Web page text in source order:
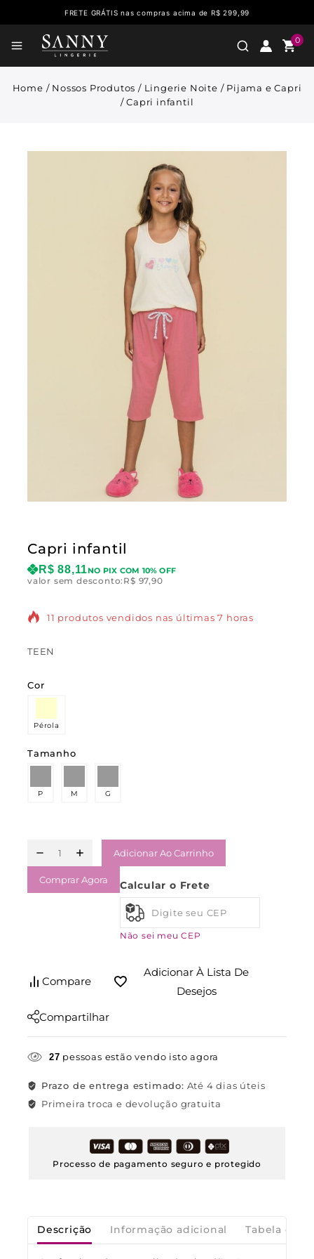
FRETE GRÁTIS nas compras acima de R$ 299,99
0
Home / Nossos Produtos / Lingerie Noite / Pijama e Capri
/ Capri infantil
Capri infantil
R$ 88,11NO PIX COM 10% OFF
valor sem desconto: R$ 97,90
11 produtos vendidos nas últimas 7 horas
TEEN
Cor
Pérola
Tamanho
P M G
Adicionar Ao Carrinho
Comprar Agora Calcular o Frete
Não sei meu CEP
Compare
Adicionar À Lista De
Desejos
Compartilhar
27 pessoas estão vendo isto agora
Prazo de entrega estimado: Até 4 dias úteis
Primeira troca e devolução gratuita
Processo de pagamento seguro e protegido
Descrição Informação adicional Tabela de